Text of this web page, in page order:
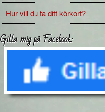
Hur vill du ta ditt körkort?
Gilla mig på Facebook: